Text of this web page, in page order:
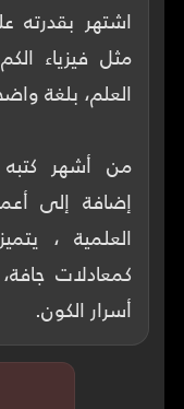
اشتهر بقدرته
مثل فيزياء
من أشهر
إضافة إلى
العلمية ،
كمعادلات
أسرار الكون.